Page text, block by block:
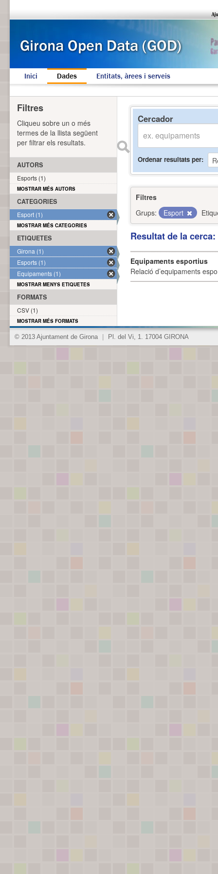
Inici Dades Entitats, àrees i serveis
Cercador
Ordenar resultats per
Filtres
Grups:
Esport
Resultat de la
Equipaments esportius
Relació d’equipaments
Filtres
Cliqueu sobre un o més
termes de la llista següent
per filtrar els resultats.
AUTORS
Esports (1)
MOSTRAR MÉS AUTORS
CATEGORIES
Esport (1)
MOSTRAR MÉS CATEGORIES
ETIQUETES
Girona (1)
Esports (1)
Equipaments (1)
MOSTRAR MENYS ETIQUETES
FORMATS
CSV (1)
MOSTRAR MÉS FORMATS
© 2013 Ajuntament de Girona Pl. del Vi, 1. 17004 GIRONA